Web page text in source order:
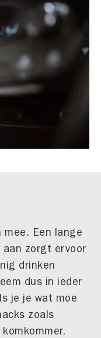
mee. Een lange
zorgt ervoor
drinken
dus in ieder
je je wat moe
zoals